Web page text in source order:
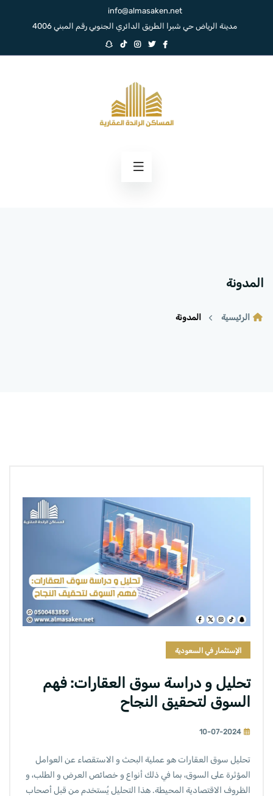
info@almasaken.net
مدينة الرياض حي شبرا الطريق الدائري الجنوبي رقم المبني 4006
المدونة
الرئيسية المدونة
الإستثمار في السعودية
تحليل و دراسة سوق العقارات: فهم
السوق لتحقيق النجاح
10-07-2024
تحليل سوق العقارات هو عملية البحث و الاستقصاء عن العوامل
المؤثرة على السوق، بما في ذلك أنواع و خصائص العرض و الطلب، و
الظروف الاقتصادية المحيطة. هذا التحليل يُستخدم من قبل أصحاب